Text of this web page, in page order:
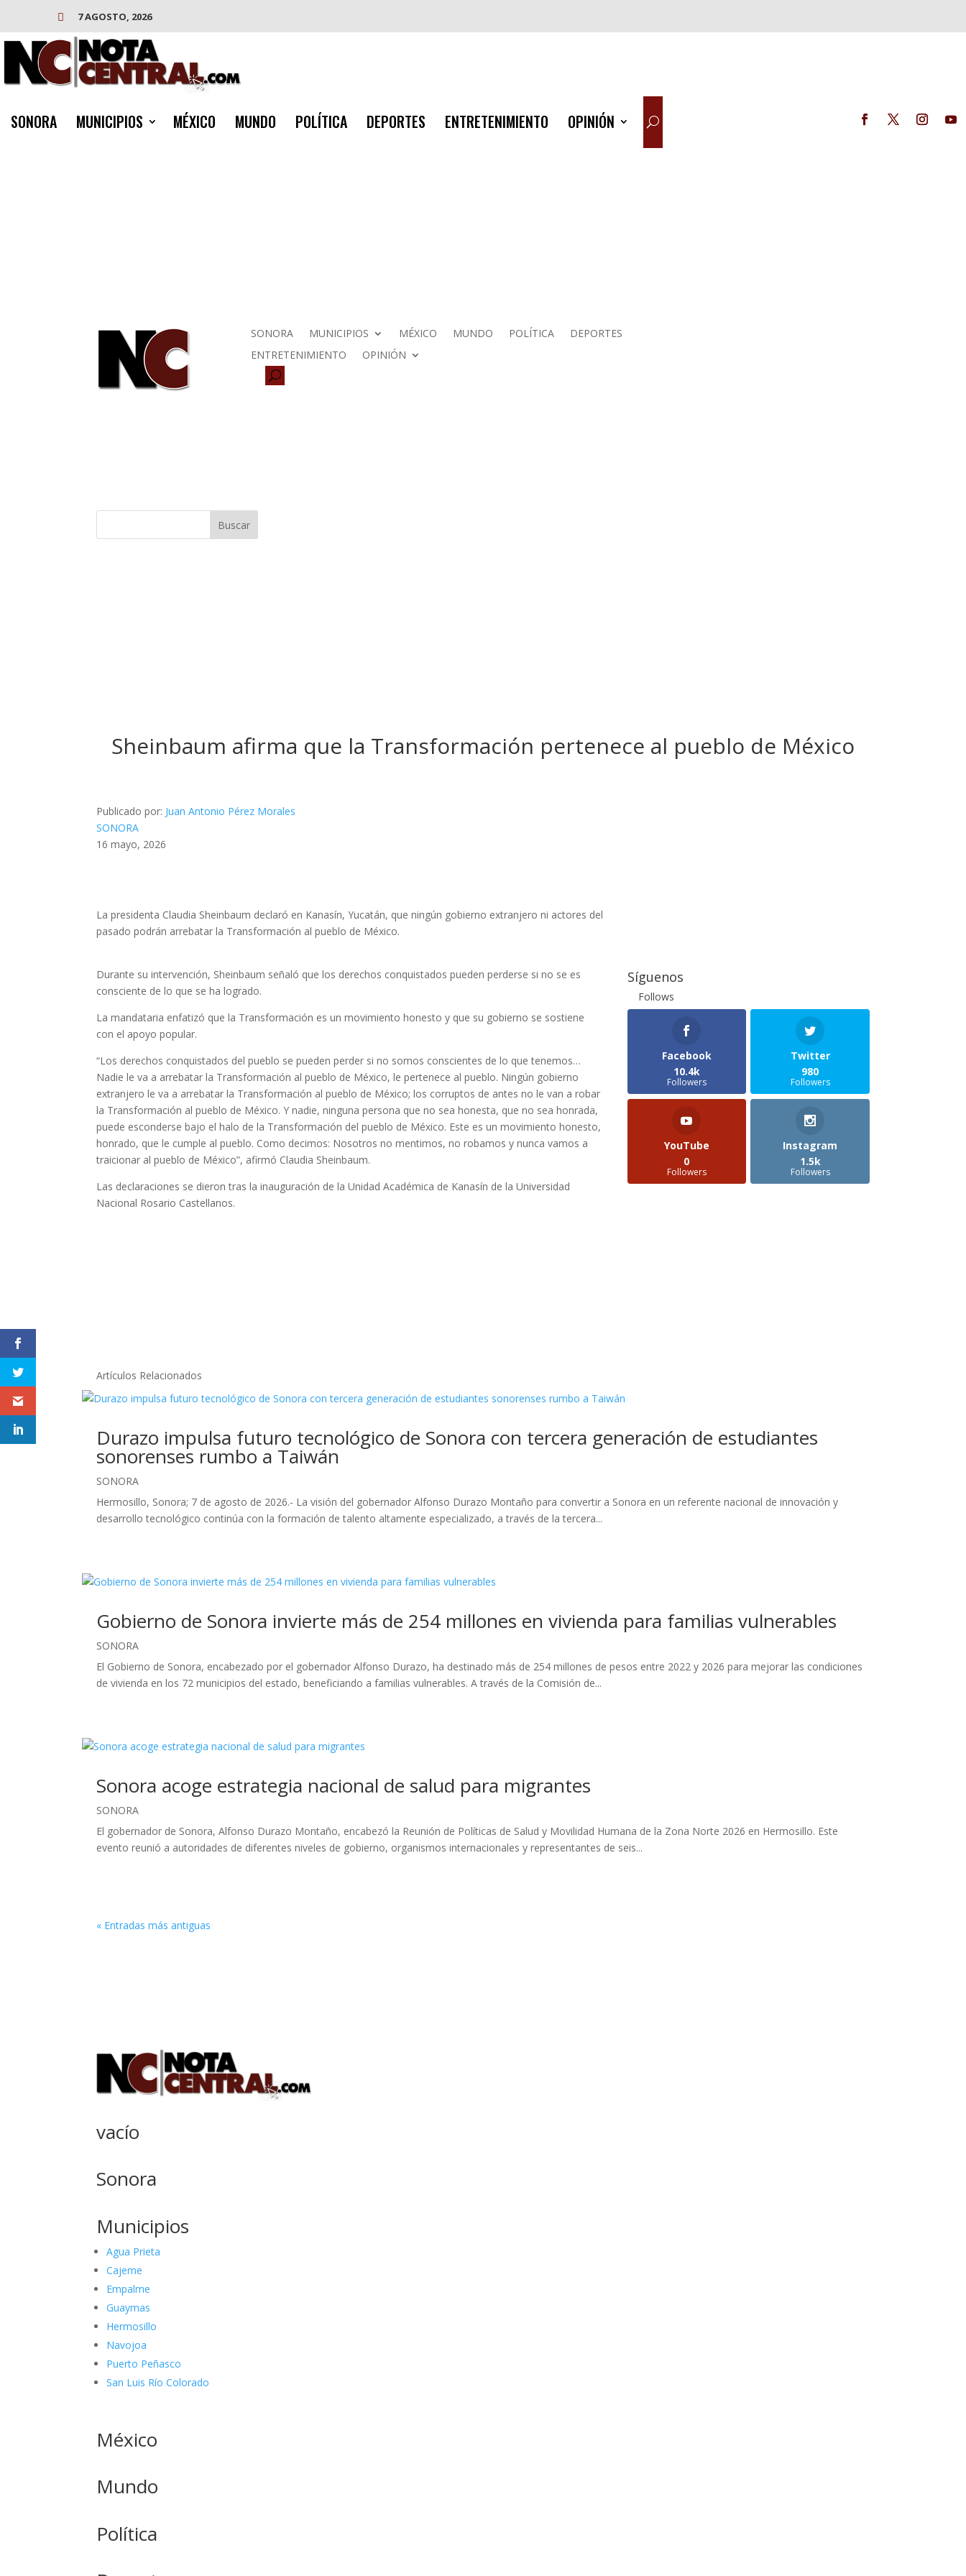
 7 AGOSTO, 2026
SONORA MUNICIPIOS MÉXICO MUNDO POLÍTICA DEPORTES ENTRETENIMIENTO OPINIÓN
SONORA MUNICIPIOS MÉXICO MUNDO POLÍTICA
DEPORTES
ENTRETENIMIENTO
OPINIÓN
Buscar
Sheinbaum afirma que la Transformación pertenece al pueblo de México
Publicado por: Juan Antonio Pérez Morales
SONORA
16 mayo, 2026
La presidenta Claudia Sheinbaum declaró en Kanasín, Yucatán, que ningún gobierno extranjero ni actores del
pasado podrán arrebatar la Transformación al pueblo de México.
Durante su intervención, Sheinbaum señaló que los derechos conquistados pueden perderse si no se es
consciente de lo que se ha logrado.
La mandataria enfatizó que la Transformación es un movimiento honesto y que su gobierno se sostiene
con el apoyo popular.
“Los derechos conquistados del pueblo se pueden perder si no somos conscientes de lo que tenemos…
Nadie le va a arrebatar la Transformación al pueblo de México, le pertenece al pueblo. Ningún gobierno
extranjero le va a arrebatar la Transformación al pueblo de México; los corruptos de antes no le van a robar
la Transformación al pueblo de México. Y nadie, ninguna persona que no sea honesta, que no sea honrada,
puede esconderse bajo el halo de la Transformación del pueblo de México. Este es un movimiento honesto,
honrado, que le cumple al pueblo. Como decimos: Nosotros no mentimos, no robamos y nunca vamos a
traicionar al pueblo de México”, afirmó Claudia Sheinbaum.
Las declaraciones se dieron tras la inauguración de la Unidad Académica de Kanasín de la Universidad
Nacional Rosario Castellanos.
Síguenos
Follows
Facebook
10.4k
Followers
Twitter
980
Followers
YouTube
0
Followers
Instagram
1.5k
Followers
Artículos Relacionados
Durazo impulsa futuro tecnológico de Sonora con tercera generación de estudiantes
sonorenses rumbo a Taiwán
SONORA
Hermosillo, Sonora; 7 de agosto de 2026.- La visión del gobernador Alfonso Durazo Montaño para convertir a Sonora en un referente nacional de innovación y
desarrollo tecnológico continúa con la formación de talento altamente especializado, a través de la tercera...
Gobierno de Sonora invierte más de 254 millones en vivienda para familias vulnerables
SONORA
El Gobierno de Sonora, encabezado por el gobernador Alfonso Durazo, ha destinado más de 254 millones de pesos entre 2022 y 2026 para mejorar las condiciones
de vivienda en los 72 municipios del estado, beneficiando a familias vulnerables. A través de la Comisión de...
Sonora acoge estrategia nacional de salud para migrantes
SONORA
El gobernador de Sonora, Alfonso Durazo Montaño, encabezó la Reunión de Políticas de Salud y Movilidad Humana de la Zona Norte 2026 en Hermosillo. Este
evento reunió a autoridades de diferentes niveles de gobierno, organismos internacionales y representantes de seis...
« Entradas más antiguas
vacío
Sonora
Municipios
Agua Prieta
Cajeme
Empalme
Guaymas
Hermosillo
Navojoa
Puerto Peñasco
San Luis Río Colorado
México
Mundo
Política